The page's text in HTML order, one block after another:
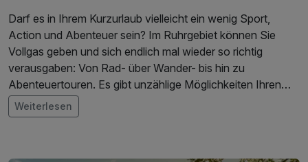
Darf es in Ihrem Kurzurlaub vielleicht ein wenig Sport,
Action und Abenteuer sein? Im Ruhrgebiet können Sie
Vollgas geben und sich endlich mal wieder so richtig
verausgaben: Von Rad- über Wander- bis hin zu
Abenteuertouren. Es gibt unzählige Möglichkeiten Ihren
Urlaub im Ruhrgebiet zu einem ausgefallenen
Urlaubserlebnis zu machen. Wie wäre es zum Beispiel mit
Weiterlesen